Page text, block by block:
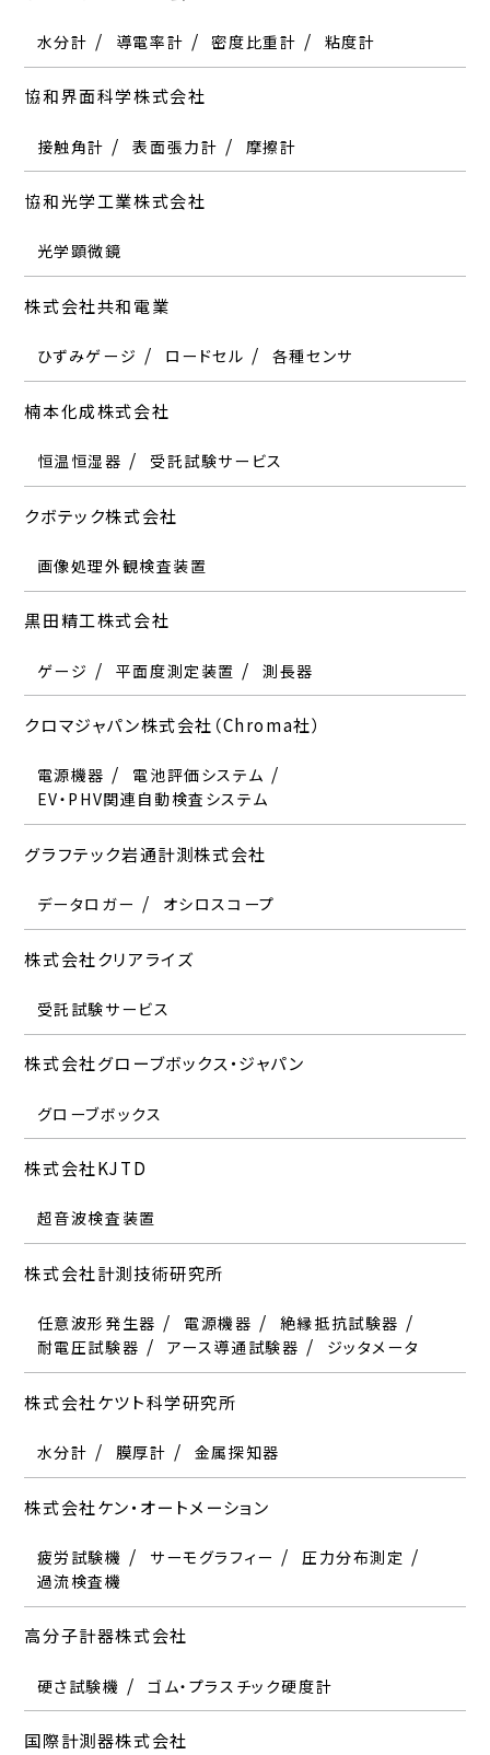
水分計 導電率計 密度比重計 粘度計
協和界面科学株式会社
接触角計 表面張力計 摩擦計
協和光学工業株式会社
光学顕微鏡
株式会社共和電業
ひずみゲージ ロードセル 各種センサ
楠本化成株式会社
恒温恒湿器 受託試験サービス
クボテック株式会社
画像処理外観検査装置
黒田精工株式会社
ゲージ 平面度測定装置 測長器
クロマジャパン株式会社（Chroma社）
電源機器
電池評価システム
EV・PHV関連自動検査システム
グラフテック岩通計測株式会社
データロガー オシロスコープ
株式会社クリアライズ
受託試験サービス
株式会社グローブボックス・ジャパン
グローブボックス
株式会社KJTD
超音波検査装置
株式会社計測技術研究所
任意波形発生器 電源機器
絶縁抵抗試験器
耐電圧試験器
アース導通試験器 ジッタメータ
株式会社ケツト科学研究所
水分計 膜厚計 金属探知器
株式会社ケン・オートメーション
疲労試験機 サーモグラフィー
圧力分布測定
過流検査機
高分子計器株式会社
硬さ試験機 ゴム・プラスチック硬度計
国際計測器株式会社